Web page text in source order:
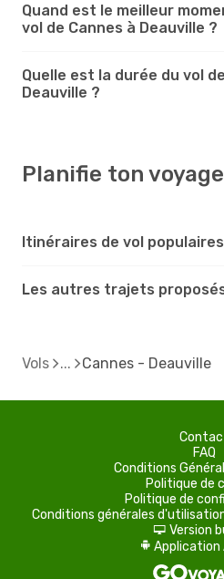
Quand est le meilleur
vol de Cannes à Deauville ?
Quelle est la durée du vol
Deauville ?
Planifie ton voyage
Itinéraires de vol populaires
Les autres trajets
Vols Cannes - Deauville
FAQ
Conditions
Politique de
Politique de
Conditions générales
d Version
A Application